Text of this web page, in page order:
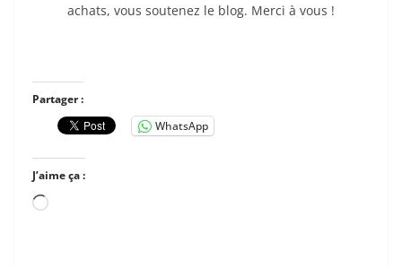
achats, vous soutenez le blog. Merci à vous !
Partager :
WhatsApp
J’aime ça :
Chargement…